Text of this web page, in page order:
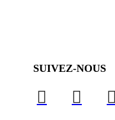
SUIVEZ-NOUS